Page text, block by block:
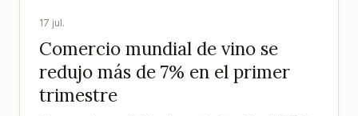
17 jul.
Comercio mundial de vino se
redujo más de 7% en el primer
trimestre